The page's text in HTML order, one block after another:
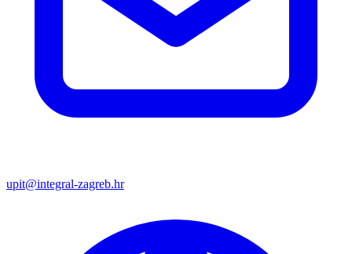
upit@integral-zagreb.hr